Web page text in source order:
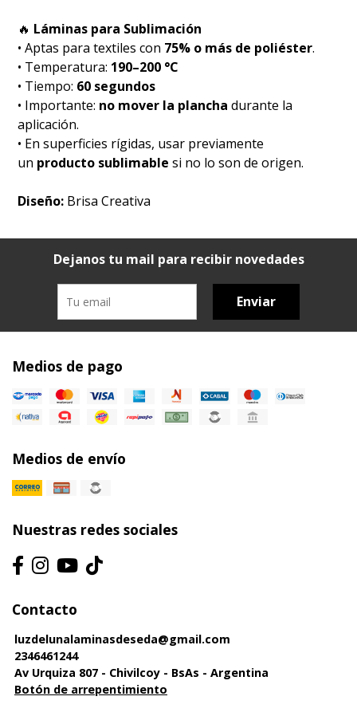
🔥 Láminas para Sublimación
• Aptas para textiles con 75% o más de poliéster.
• Temperatura: 190–200 °C
• Tiempo: 60 segundos
• Importante: no mover la plancha durante la
aplicación.
• En superficies rígidas, usar previamente
un producto sublimable si no lo son de origen.
Diseño: Brisa Creativa
Dejanos tu mail para recibir novedades
Enviar
Medios de pago
Medios de envío
Nuestras redes sociales
Contacto
luzdelunalaminasdeseda@gmail.com
2346461244
Av Urquiza 807 - Chivilcoy - BsAs - Argentina
Botón de arrepentimiento